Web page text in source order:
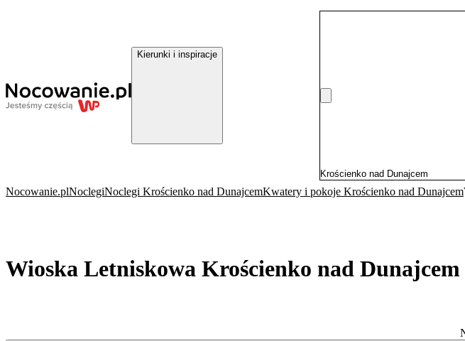
Kierunki i inspiracje
Nocowanie.plNoclegiNoclegi Krościenko nad DunajcemKwatery i pokoje Krościenko nad Dunajcem
Wioska Letniskowa Krościenko nad Dunajcem